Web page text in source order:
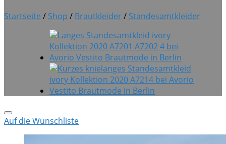
Startseite / Shop / Brautkleider/ Standesamtkleider
Auf die Wunschliste